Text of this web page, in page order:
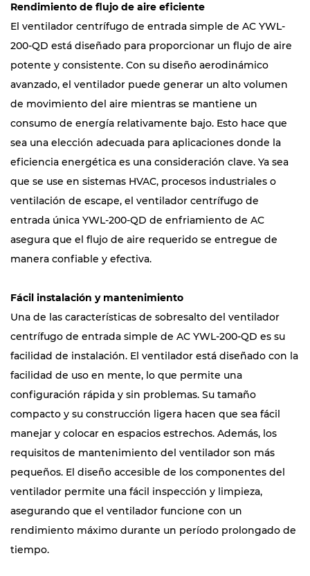
Rendimiento de flujo de aire eficiente
El ventilador centrífugo de entrada simple de AC YWL-
200-QD está diseñado para proporcionar un flujo de aire
potente y consistente. Con su diseño aerodinámico
avanzado, el ventilador puede generar un alto volumen
de movimiento del aire mientras se mantiene un
consumo de energía relativamente bajo. Esto hace que
sea una elección adecuada para aplicaciones donde la
eficiencia energética es una consideración clave. Ya sea
que se use en sistemas HVAC, procesos industriales o
ventilación de escape, el ventilador centrífugo de
entrada única YWL-200-QD de enfriamiento de AC
asegura que el flujo de aire requerido se entregue de
manera confiable y efectiva.
Fácil instalación y mantenimiento
Una de las características de sobresalto del ventilador
centrífugo de entrada simple de AC YWL-200-QD es su
facilidad de instalación. El ventilador está diseñado con la
facilidad de uso en mente, lo que permite una
configuración rápida y sin problemas. Su tamaño
compacto y su construcción ligera hacen que sea fácil
manejar y colocar en espacios estrechos. Además, los
requisitos de mantenimiento del ventilador son más
pequeños. El diseño accesible de los componentes del
ventilador permite una fácil inspección y limpieza,
asegurando que el ventilador funcione con un
rendimiento máximo durante un período prolongado de
tiempo.